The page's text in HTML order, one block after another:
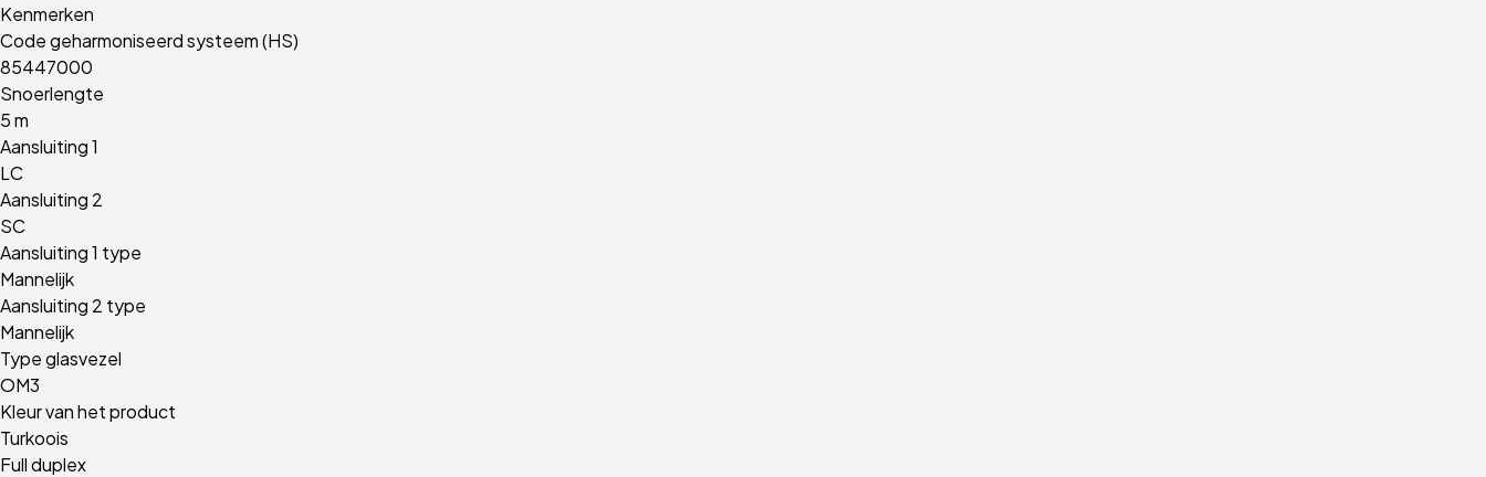
Kenmerken
Code geharmoniseerd systeem (HS)
85447000
Snoerlengte
5 m
Aansluiting 1
LC
Aansluiting 2
SC
Aansluiting 1 type
Mannelijk
Aansluiting 2 type
Mannelijk
Type glasvezel
OM3
Kleur van het product
Turkoois
Full duplex